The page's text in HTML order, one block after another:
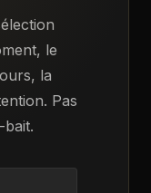
le
la
Pas
bait.